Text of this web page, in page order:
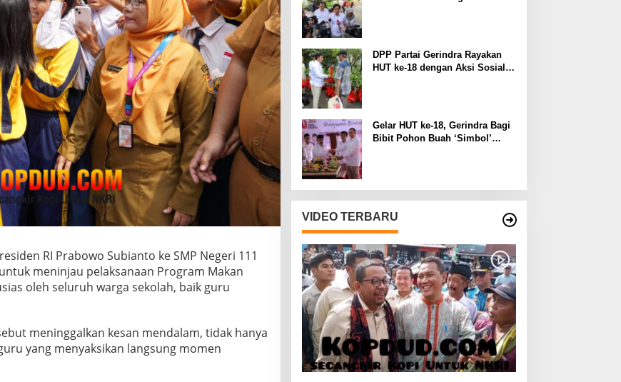
RI Prabowo Subianto ke SMP Negeri 111
meninjau pelaksanaan Program Makan
oleh seluruh warga sekolah, baik guru
meninggalkan kesan mendalam, tidak hanya
yang menyaksikan langsung momen
DPP Partai Gerindra Rayakan
HUT ke-18 dengan Aksi Sosial
Gelar HUT ke-18, Gerindra Bagi
Bibit Pohon Buah ‘Simbol’
VIDEO TERBARU